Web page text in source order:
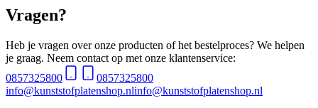
Vragen?
Heb je vragen over onze producten of het bestelproces? We helpen
je graag. Neem contact op met onze klantenservice:
0857325800
0857325800
info@kunststofplatenshop.nlinfo@kunststofplatenshop.nl